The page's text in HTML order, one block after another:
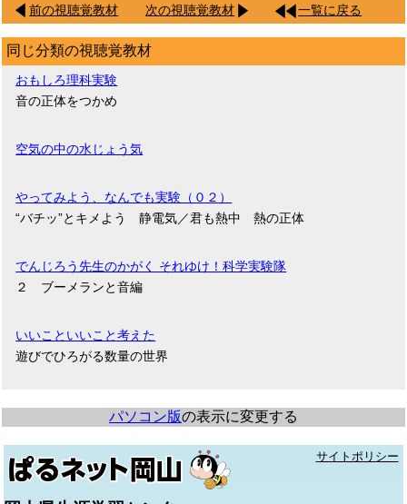
前の視聴覚教材 次の視聴覚教材 一覧に戻る
同じ分類の視聴覚教材
おもしろ理科実験
音の正体をつかめ
空気の中の水じょう気
やってみよう、なんでも実験（０２）
“バチッ”とキメよう 静電気／君も熱中 熱の正体
でんじろう先生のかがく それゆけ！科学実験隊
２ ブーメランと音編
いいこといいこと考えた
遊びでひろがる数量の世界
パソコン版の表示に変更する
サイトポリシー